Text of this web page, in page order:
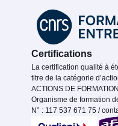
Certifications
La certification qualité à
titre de la catégorie
ACTIONS DE FORMATION
Organisme de formation
N° : 117 537 671 75 /